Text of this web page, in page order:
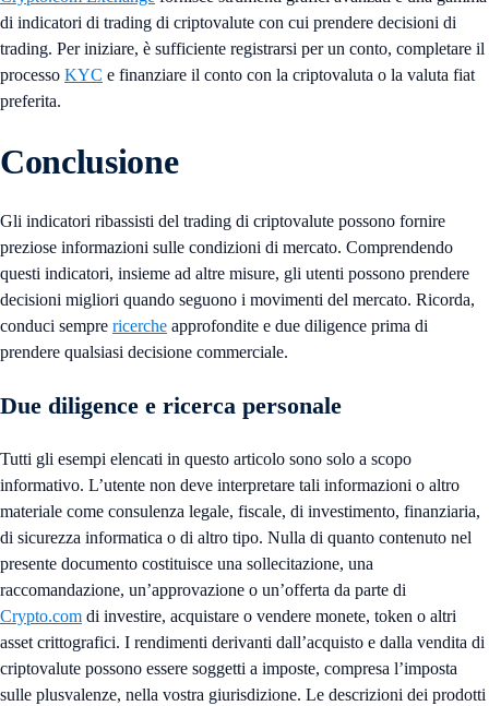
di indicatori di trading di criptovalute con cui prendere decisioni di
trading. Per iniziare, è sufficiente registrarsi per un conto, completare il
processo KYC e finanziare il conto con la criptovaluta o la valuta fiat
preferita.
Conclusione
Gli indicatori ribassisti del trading di criptovalute possono fornire
preziose informazioni sulle condizioni di mercato. Comprendendo
questi indicatori, insieme ad altre misure, gli utenti possono prendere
decisioni migliori quando seguono i movimenti del mercato. Ricorda,
conduci sempre ricerche approfondite e due diligence prima di
prendere qualsiasi decisione commerciale.
Due diligence e ricerca personale
Tutti gli esempi elencati in questo articolo sono solo a scopo
informativo. L’utente non deve interpretare tali informazioni o altro
materiale come consulenza legale, fiscale, di investimento, finanziaria,
di sicurezza informatica o di altro tipo. Nulla di quanto contenuto nel
presente documento costituisce una sollecitazione, una
raccomandazione, un’approvazione o un’offerta da parte di
Crypto.com di investire, acquistare o vendere monete, token o altri
asset crittografici. I rendimenti derivanti dall’acquisto e dalla vendita di
criptovalute possono essere soggetti a imposte, compresa l’imposta
sulle plusvalenze, nella vostra giurisdizione. Le descrizioni dei prodotti